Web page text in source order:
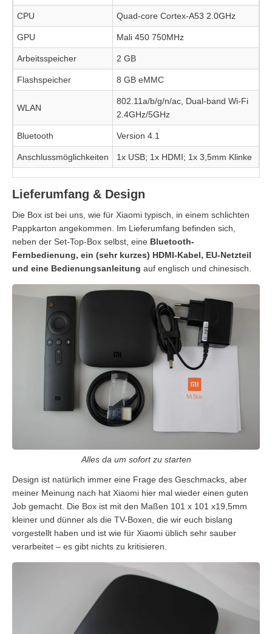
CPU Quad-core Cortex-A53 2.0GHz
GPU Mali 450 750MHz
Arbeitsspeicher 2 GB
Flashspeicher 8 GB eMMC
WLAN
802.11a/b/g/n/ac, Dual-band Wi-Fi
2.4GHz/5GHz
Bluetooth Version 4.1
Anschlussmöglichkeiten 1x USB; 1x HDMI; 1x 3,5mm Klinke
Lieferumfang & Design
Die Box ist bei uns, wie für Xiaomi typisch, in einem schlichten
Pappkarton angekommen. Im Lieferumfang befinden sich,
neben der Set-Top-Box selbst, eine Bluetooth-
Fernbedienung, ein (sehr kurzes) HDMI-Kabel, EU-Netzteil
und eine Bedienungsanleitung auf englisch und chinesisch.
Alles da um sofort zu starten
Design ist natürlich immer eine Frage des Geschmacks, aber
meiner Meinung nach hat Xiaomi hier mal wieder einen guten
Job gemacht. Die Box ist mit den Maßen 101 x 101 x19,5mm
kleiner und dünner als die TV-Boxen, die wir euch bislang
vorgestellt haben und ist wie für Xiaomi üblich sehr sauber
verarbeitet – es gibt nichts zu kritisieren.